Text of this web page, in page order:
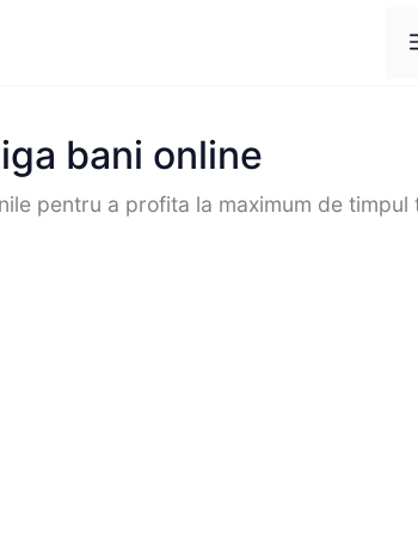
bani online
pentru a profita la maximum de timpul